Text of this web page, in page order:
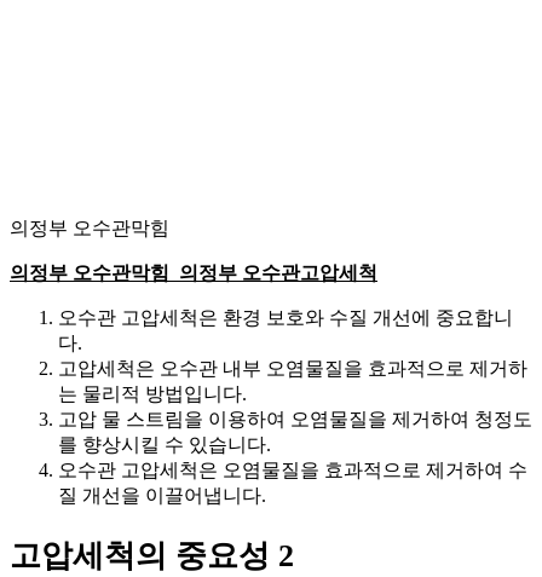
의정부 오수관막힘
의정부 오수관막힘 의정부 오수관고압세척
오수관 고압세척은 환경 보호와 수질 개선에 중요합니
다.
고압세척은 오수관 내부 오염물질을 효과적으로 제거하
는 물리적 방법입니다.
고압 물 스트림을 이용하여 오염물질을 제거하여 청정도
를 향상시킬 수 있습니다.
오수관 고압세척은 오염물질을 효과적으로 제거하여 수
질 개선을 이끌어냅니다.
고압세척의 중요성 2